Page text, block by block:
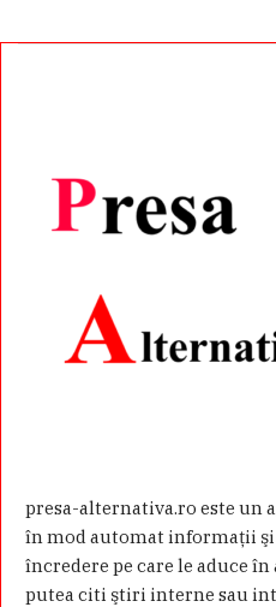
presa-alternativa.ro este un
în mod automat informaţii
încredere pe care le aduce
putea citi ştiri interne sau